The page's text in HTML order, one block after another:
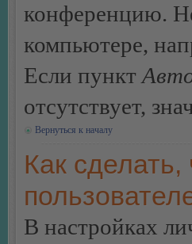
конференцию.
компьютере,
Если пункт
отсутствует,
Вернуться к началу
Как
В настройках